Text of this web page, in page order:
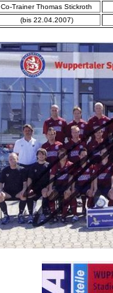
Co-Trainer Thomas Stickroth
(bis 22.04.2007)